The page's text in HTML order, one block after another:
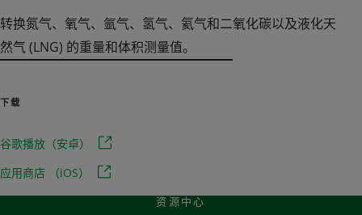
转换氮气、氧气、氩气、氢气、氦气和二氧化碳以及液化天
然气 (LNG) 的重量和体积测量值。
下载
谷歌播放（安卓）
应用商店 （iOS）
资源中心